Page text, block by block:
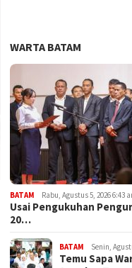
WARTA BATAM
BATAM Rabu, Agustus 5, 2026 6:43
Usai Pengukuhan
20…
BATAM Senin,
Temu Sapa